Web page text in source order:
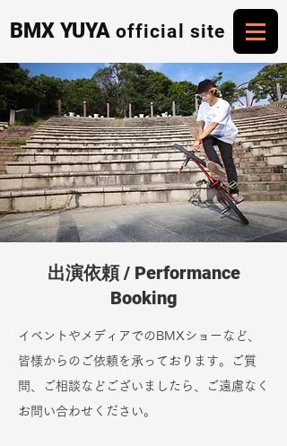
BMX YUYAofficial site
出演依頼 / Performance
Booking
イベントやメディアでのBMXショーなど、
皆様からのご依頼を承っております。ご質
問、ご相談などございましたら、ご遠慮なく
お問い合わせください。